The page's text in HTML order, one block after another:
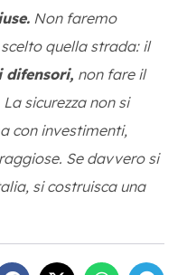
Non faremo
quella strada: il
difensori, non fare il
sicurezza non si
con investimenti,
Se davvero si
si costruisca una